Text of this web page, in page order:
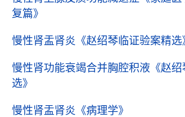
复篇》
慢性肾盂肾炎 《赵绍琴临证验案精选
慢性肾功能衰竭合并胸腔积液 《赵
选》
慢性肾盂肾炎 《病理学》